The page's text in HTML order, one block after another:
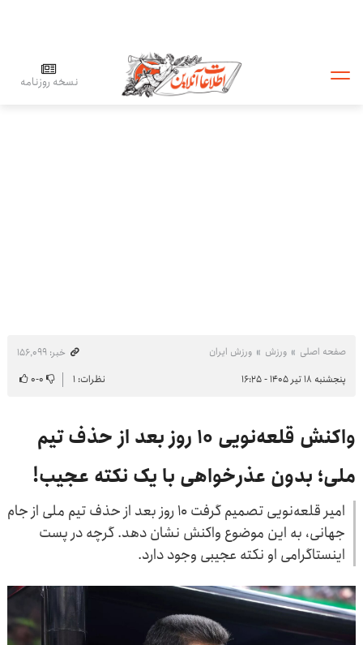
نسخه روزنامه
صفحه اصلی ورزش ورزش ایران
خبر: ۱۵۶٬۰۹۹
پنجشنبه ۱۸ تیر ۱۴۰۵ - ۱۶:۲۵
نظرات: ۱ ۰-۰
واکنش قلعه‌نویی ۱۰ روز بعد از حذف تیم
ملی؛ بدون عذرخواهی با یک نکته عجیب!
امیر قلعه‌نویی تصمیم گرفت ۱۰ روز بعد از حذف تیم ملی از جام
جهانی، به این موضوع واکنش نشان دهد. گرچه در پست
اینستاگرامی او نکته عجیبی وجود دارد.